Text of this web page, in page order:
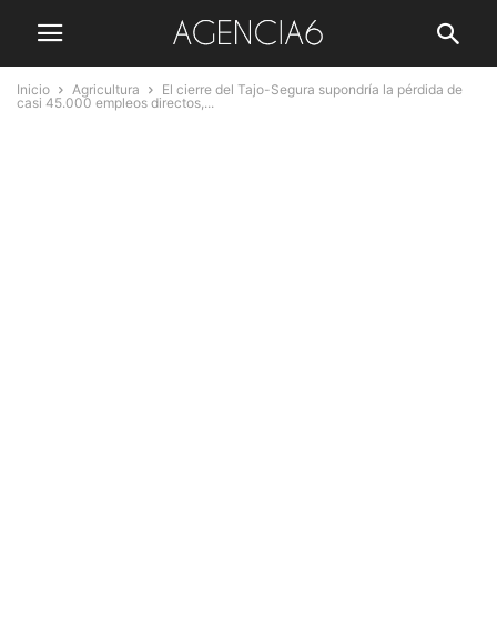
Inicio Agricultura
El cierre del Tajo-Segura supondría la pérdida de
casi 45.000 empleos directos,...